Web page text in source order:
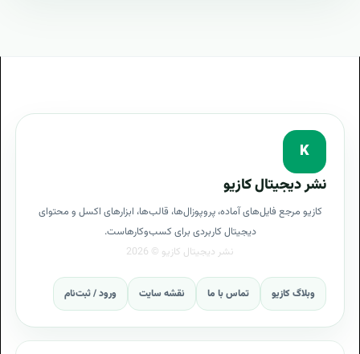
K
نشر دیجیتال کازیو
کازیو مرجع فایل‌های آماده، پروپوزال‌ها، قالب‌ها، ابزارهای اکسل و محتوای
دیجیتال کاربردی برای کسب‌وکارهاست.
وبلاگ کازیو تماس با ما نقشه سایت ورود / ثبت‌نام